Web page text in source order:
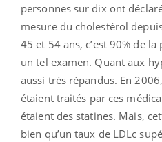
personnes sur dix ont
mesure du cholestérol
45 et 54 ans, c’est 90% de
un tel examen. Quant aux
aussi très répandus. En
étaient traités par ces
étaient des statines. Mais,
bien qu’un taux de LDLc